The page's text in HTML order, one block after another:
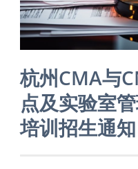
杭州CMA与
点及实验室
培训招生通知